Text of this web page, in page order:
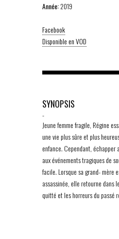
Année:2019
Facebook
Disponible en VOD
SYNOPSIS
-
Jeune femme fragile, Régine
une vie plus sûre et plus
enfance. Cependant, échapper
aux événements tragiques de
facile. Lorsque sa grand- mère
assassinée, elle retourne dans
quitté et les horreurs du passé